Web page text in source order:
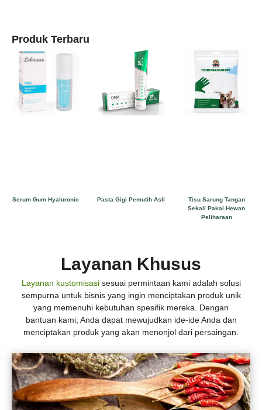
Produk Terbaru
Serum Gum Hyaluronic Pasta Gigi Pemutih Asli
Tisu Sarung Tangan
Sekali Pakai Hewan
Peliharaan
Layanan Khusus
Layanan kustomisasisesuai permintaan kami adalah solusi
sempurna untuk bisnis yang ingin menciptakan produk unik
yang memenuhi kebutuhan spesifik mereka. Dengan
bantuan kami, Anda dapat mewujudkan ide-ide Anda dan
menciptakan produk yang akan menonjol dari persaingan.